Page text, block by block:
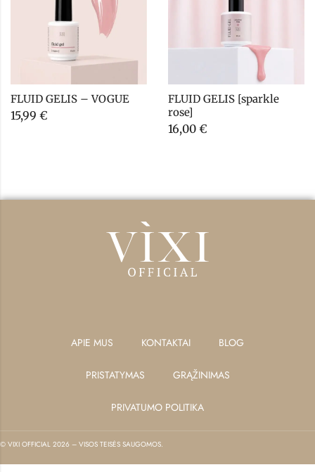
FLUID GELIS – VOGUE
15,99 €
FLUID GELIS [sparkle
rose]
16,00 €
APIE MUS KONTAKTAI BLOG
PRISTATYMAS GRĄŽINIMAS
PRIVATUMO POLITIKA
© VIXI OFFICIAL 2026 – VISOS TEISĖS SAUGOMOS.